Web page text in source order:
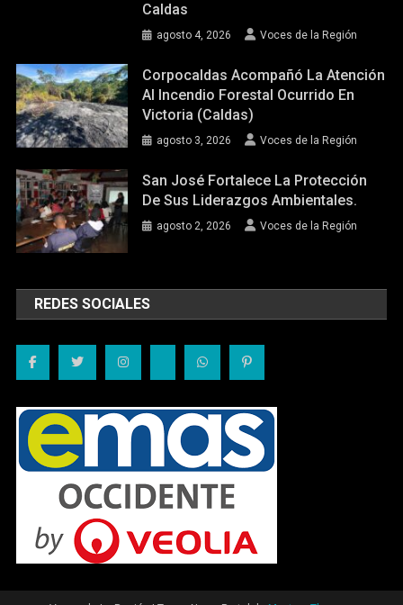
Caldas
agosto 4, 2026 Voces de la Región
Corpocaldas Acompañó La Atención
Al Incendio Forestal Ocurrido En
Victoria (Caldas)
agosto 3, 2026 Voces de la Región
San José Fortalece La Protección
De Sus Liderazgos Ambientales.
agosto 2, 2026 Voces de la Región
REDES SOCIALES